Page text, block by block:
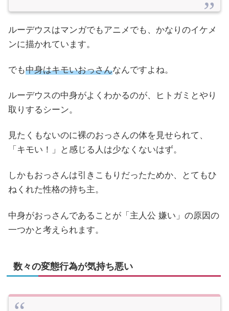
ルーデウスはマンガでもアニメでも、かなりのイケメ
ンに描かれています。
でも中身はキモいおっさんなんですよね。
ルーデウスの中身がよくわかるのが、ヒトガミとやり
取りするシーン。
見たくもないのに裸のおっさんの体を見せられて、
「キモい！」と感じる人は少なくないはず。
しかもおっさんは引きこもりだったためか、とてもひ
ねくれた性格の持ち主。
中身がおっさんであることが「主人公 嫌い」の原因の
一つかと考えられます。
数々の変態行為が気持ち悪い